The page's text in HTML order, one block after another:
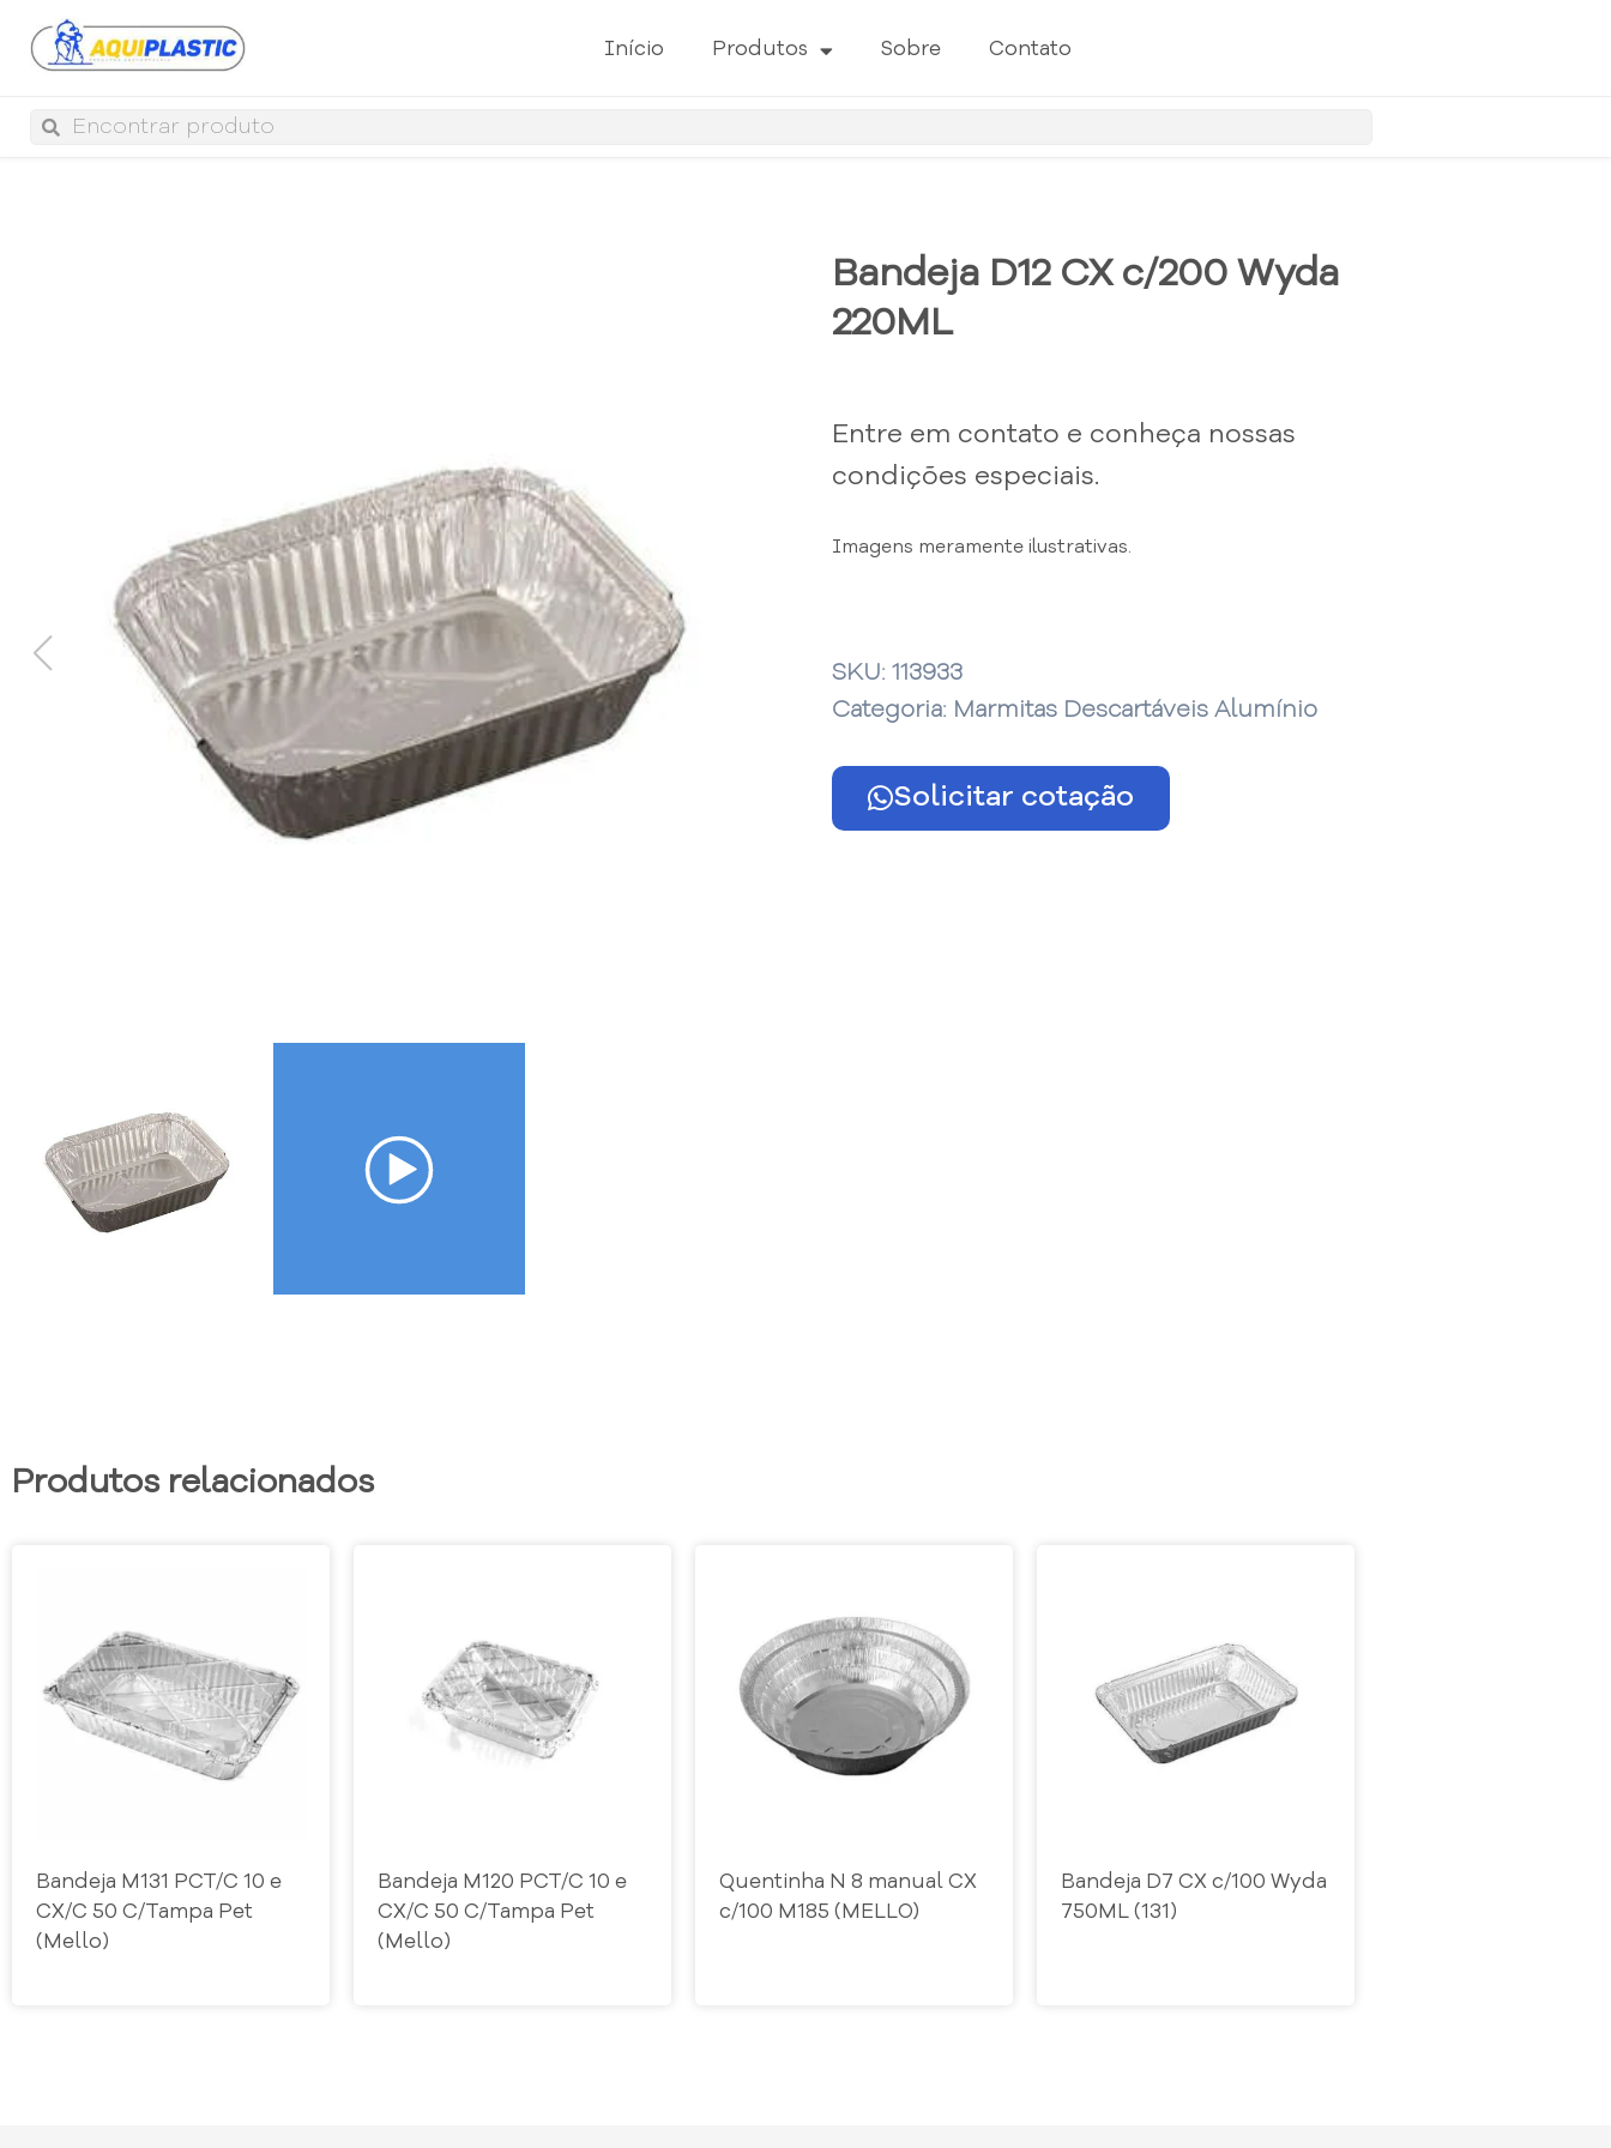
Início Produtos Sobre Contato
Bandeja D12 CX c/200 Wyda
220ML
Entre em contato e conheça nossas
condições especiais.
Imagens meramente ilustrativas.
SKU: 113933
Categoria: Marmitas Descartáveis Alumínio
Solicitar cotação
Produtos relacionados
Bandeja M131 PCT/C 10 e
CX/C 50 C/Tampa Pet
(Mello)
Bandeja M120 PCT/C 10 e
CX/C 50 C/Tampa Pet
(Mello)
Quentinha N 8 manual CX
c/100 M185 (MELLO)
Bandeja D7 CX c/100 Wyda
750ML (131)